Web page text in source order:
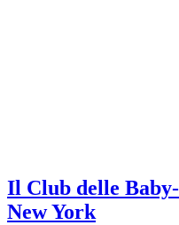
Il Club delle
New York